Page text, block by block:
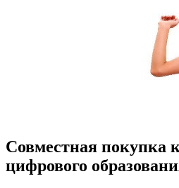
Совместная покупка
цифрового